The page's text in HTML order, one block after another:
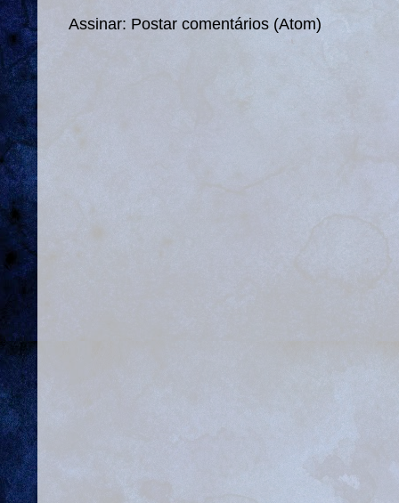
Assinar: Postar comentários (Atom)